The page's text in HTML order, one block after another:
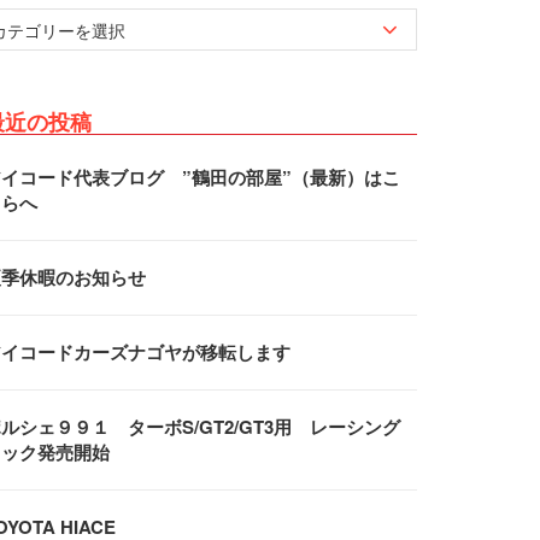
の投稿
コード代表ブログ ”鶴田の部屋”（最新）はこ
へ
休暇のお知らせ
コードカーズナゴヤが移転します
シェ９９１ ターボS/GT2/GT3用 レーシング
ク発売開始
HIACE